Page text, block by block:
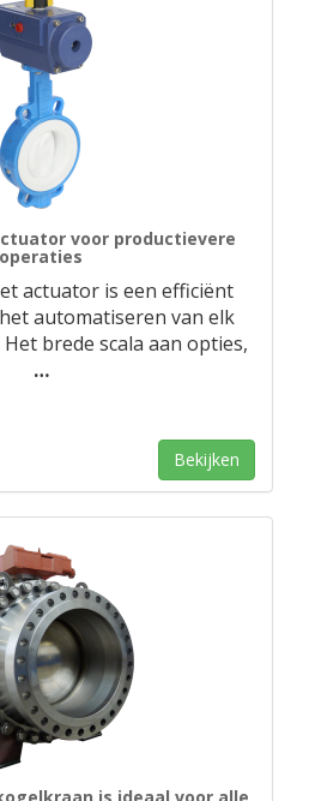
voor productievere
operaties
actuator is een efficiënt
automatiseren van elk
brede scala aan opties,
…
Bekijken